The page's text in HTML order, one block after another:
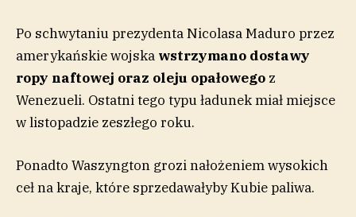
Po schwytaniu prezydenta Nicolasa Maduro przez
amerykańskie wojska wstrzymano dostawy
ropy naftowej oraz oleju opałowego z
Wenezueli. Ostatni tego typu ładunek miał miejsce
w listopadzie zeszłego roku.
Ponadto Waszyngton grozi nałożeniem wysokich
ceł na kraje, które sprzedawałyby Kubie paliwa.